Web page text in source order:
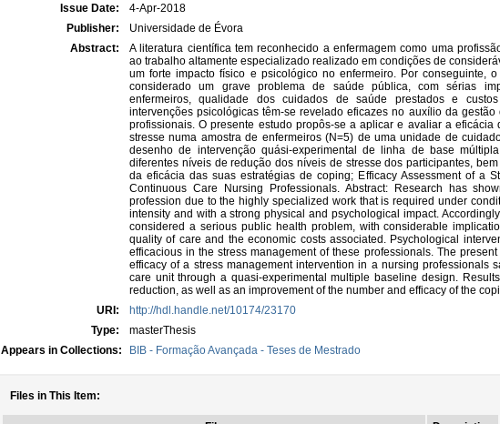
Issue Date:
4-Apr-2018
Publisher:
Universidade de Évora
Abstract:
A literatura científica tem reconhecido a enfermagem como uma
ao trabalho altamente especializado realizado em condições de
um forte impacto físico e psicológico no enfermeiro. Por conseguinte,
considerado um grave problema de saúde pública, com sérias
enfermeiros, qualidade dos cuidados de saúde prestados e
intervenções psicológicas têm-se revelado eficazes no auxílio da
profissionais. O presente estudo propôs-se a aplicar e avaliar a eficácia
stresse numa amostra de enfermeiros (N=5) de uma unidade de
desenho de intervenção quási-experimental de linha de base
diferentes níveis de redução dos níveis de stresse dos participantes,
da eficácia das suas estratégias de coping; Efficacy Assessment of a
Continuous Care Nursing Professionals. Abstract: Research has
profession due to the highly specialized work that is required under
intensity and with a strong physical and psychological impact.
considered a serious public health problem, with considerable
quality of care and the economic costs associated. Psychological
efficacious in the stress management of these professionals. The
efficacy of a stress management intervention in a nursing professionals
care unit through a quasi-experimental multiple baseline design.
reduction, as well as an improvement of the number and efficacy of the
URI:
http://hdl.handle.net/10174/23170
Type:
masterThesis
Appears in Collections:
BIB - Formação Avançada - Teses de Mestrado
Files in This Item: